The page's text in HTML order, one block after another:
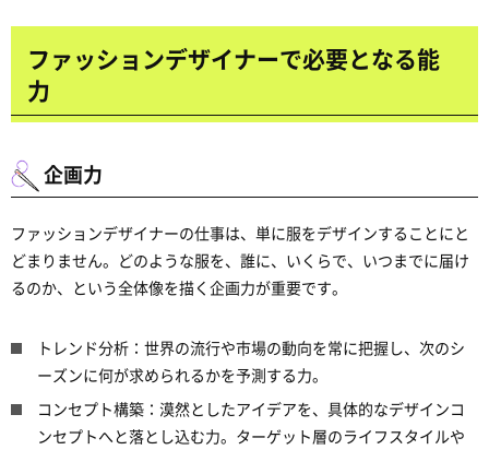
ファッションデザイナーで必要となる能
力
企画力
ファッションデザイナーの仕事は、単に服をデザインすることにと
どまりません。どのような服を、誰に、いくらで、いつまでに届け
るのか、という全体像を描く企画力が重要です。
トレンド分析：世界の流行や市場の動向を常に把握し、次のシ
ーズンに何が求められるかを予測する力。
コンセプト構築：漠然としたアイデアを、具体的なデザインコ
ンセプトへと落とし込む力。ターゲット層のライフスタイルや